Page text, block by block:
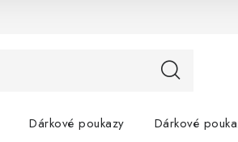
Dárkové poukazy Dárkové